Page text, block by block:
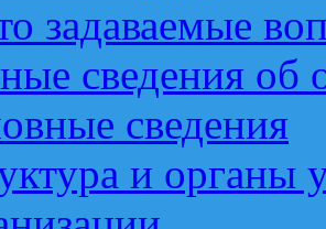
задаваемые
сведения об
сведения
и органы